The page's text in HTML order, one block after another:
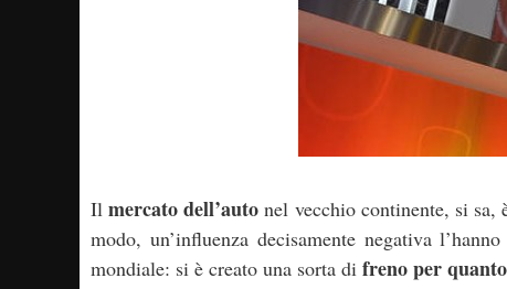
Ilmercato dell’auto nel vecchio continente, si sa,
modo, un’influenza decisamente negativa
mondiale: si è creato una sorta di freno per